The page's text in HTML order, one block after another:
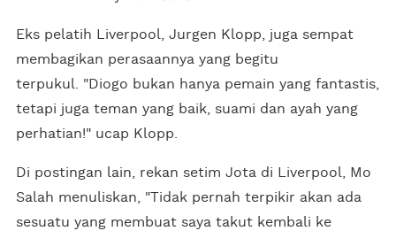
Eks pelatih Liverpool, Jurgen Klopp, juga sempat
membagikan perasaannya yang begitu
terpukul. "Diogo bukan hanya pemain yang fantastis,
tetapi juga teman yang baik, suami dan ayah yang
perhatian!" ucap Klopp.
Di postingan lain, rekan setim Jota di Liverpool, Mo
Salah menuliskan, "Tidak pernah terpikir akan ada
sesuatu yang membuat saya takut kembali ke